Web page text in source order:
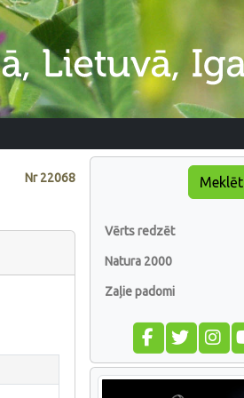
Nr22068 Meklēt
Vērts redzēt
Natura 2000
Zaļie padomi